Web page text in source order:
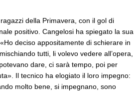
della Primavera, con il gol di
positivo. Cangelosi ha spiegato la sua
deciso appositamente di schierare in
tutti, li volevo vedere all’opera,
dare, ci sarà tempo, poi per
Il tecnico ha elogiato il loro impegno:
molto bene, si impegnano, sono